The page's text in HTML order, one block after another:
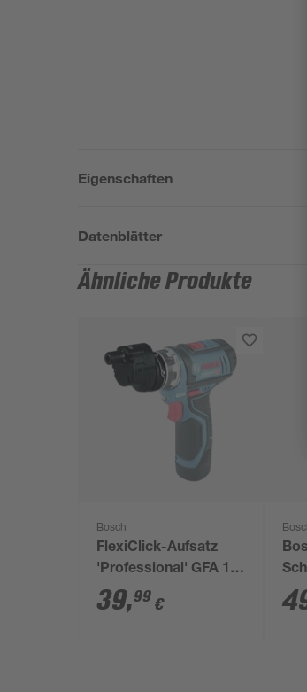
Eigenschaften
Datenblätter
Ähnliche Produkte
Bosch
FlexiClick-Aufsatz
'Professional' GFA 12-
E
39,99 €
Ø